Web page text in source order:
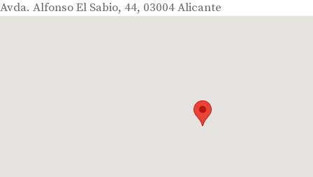
Avda. Alfonso El Sabio, 44, 03004 Alicante